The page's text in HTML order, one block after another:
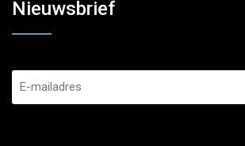
Nieuwsbrief